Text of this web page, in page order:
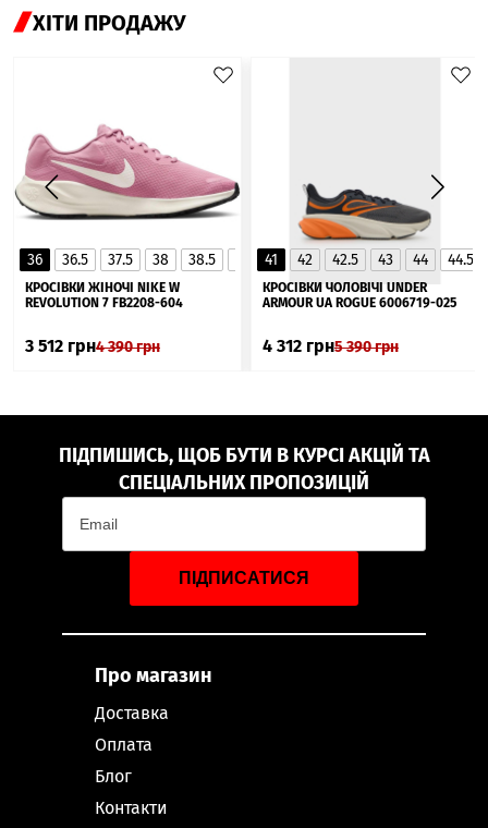
ХІТИ ПРОДАЖУ
36 36.5 37.5 38 38.5 40 40.5
41
▲
КРОСІВКИ ЖІНОЧІ NIKE W
REVOLUTION 7 FB2208-604
3 512 грн4 390грн
41 42 42.5 43 44 44.5
КРОСІВКИ ЧОЛОВІЧІ UNDER
ARMOUR UA ROGUE 6006719-025
4 312 грн5 390грн
ПІДПИШИСЬ, ЩОБ БУТИ В КУРСІ АКЦІЙ ТА
СПЕЦІАЛЬНИХ ПРОПОЗИЦІЙ
ПІДПИСАТИСЯ
Про магазин
Доставка
Оплата
Блог
Контакти